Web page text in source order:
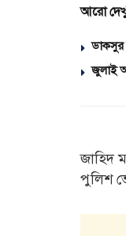
আরো
ডাকসুর
জুলাই
জাহিদ
পুলিশ